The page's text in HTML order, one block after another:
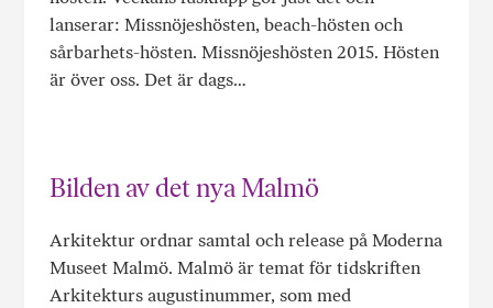
lanserar: Missnöjeshösten, beach-hösten och
sårbarhets-hösten. Missnöjeshösten 2015. Hösten
är över oss. Det är dags…
Bilden av det nya Malmö
Arkitektur ordnar samtal och release på Moderna
Museet Malmö. Malmö är temat för tidskriften
Arkitekturs augustinummer, som med